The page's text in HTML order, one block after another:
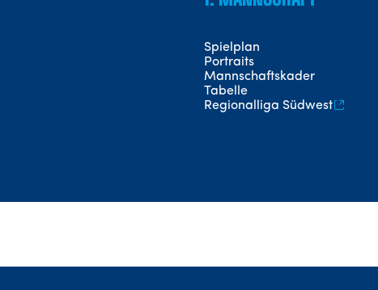
Spielplan
Portraits
Mannschaftskader
Tabelle
Regionalliga Südwest